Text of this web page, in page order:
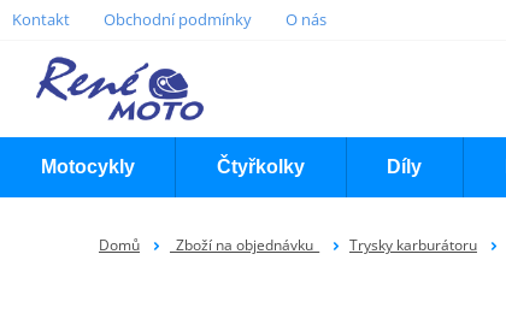
Kontakt Obchodní podmínky O nás
Motocykly Čtyřkolky Díly
Domů _Zboží na objednávku_ Trysky karburátoru